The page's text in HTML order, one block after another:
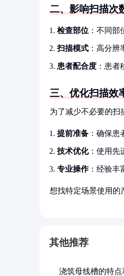
二、影响扫描次
检查部位 ：不同
扫描模式 ：高分
患者配合度 ：患
三、优化扫描效
为了减少不必要的扫
提前准备 ：确保患
技术优化：使用先
专业操作：经验丰
想找特定场景使用的
其他推荐
浇筑母线槽的特